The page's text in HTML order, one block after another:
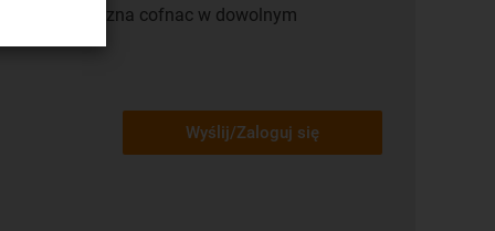
Zgode mozna cofnac w dowolnym
Wyślij/Zaloguj się